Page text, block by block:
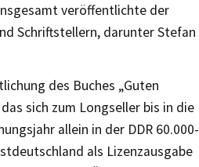
veröffentlichte der
Schriftstellern, darunter Stefan
des Buches „Guten
sich zum Longseller bis in die
allein in der DDR 60.000-
als Lizenzausgabe